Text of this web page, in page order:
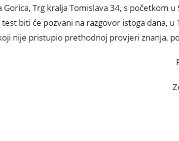
Gorica, Trg kralja Tomislava 34, s početkom u
biti će pozvani na razgovor istoga dana, u
nije pristupio prethodnoj provjeri znanja,